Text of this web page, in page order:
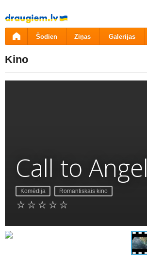
Pāriet
uz
saturu
Šodien Ziņas Galerijas
Kino
Call to Angel
Komēdija Romantiskais kino